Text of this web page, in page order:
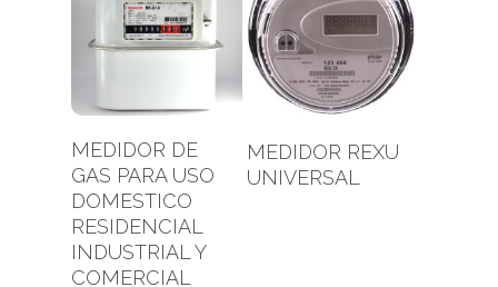
MEDIDOR DE
GAS PARA USO
DOMESTICO
RESIDENCIAL
INDUSTRIAL Y
COMERCIAL
Leer Más
MEDIDOR REXU
UNIVERSAL